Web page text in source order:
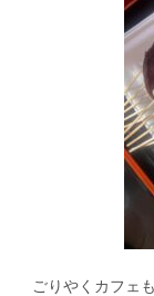
ごりやくカフェ